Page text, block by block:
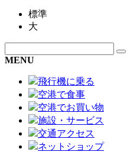
標準
大
MENU
飛行機に乗る
空港で食事
空港でお買い物
施設・サービス
交通アクセス
ネットショップ